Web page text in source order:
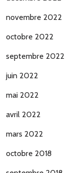
novembre 2022
octobre 2022
septembre 2022
juin 2022
mai 2022
avril 2022
mars 2022
octobre 2018